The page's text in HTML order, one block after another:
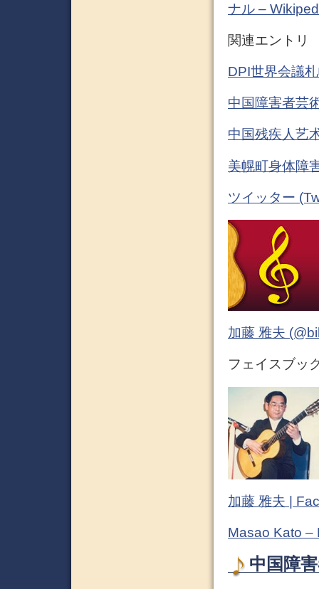
ナル –
関連エントリ
DPI世界会議
中国障害者芸
中国残疾人艺
美幌町身体障
ツイッター
加藤 雅夫
フェイスブッ
加藤 雅夫 |
Masao Kato –
中国障